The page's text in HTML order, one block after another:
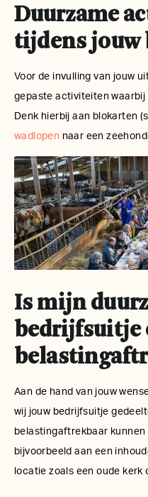
Duurzame
tijdens
Voor de invulling van jouw
gepaste activiteiten
Denk hierbij aan blokarten
wadlopen naar een
Is mijn
bedrijfsuitje
Aan de hand van jouw
wij jouw bedrijfsuitje
belastingaftrekbaar kunnen
bijvoorbeeld aan een
locatie zoals een oude kerk